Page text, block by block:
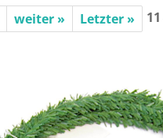
weiter » Letzter » 11